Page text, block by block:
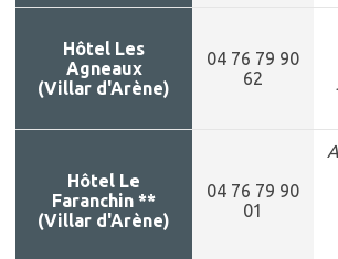
Hôtel Les
Agneaux
(Villar d'Arène)
04 76 79 90
62
Hôtel Le
Faranchin **
(Villar d'Arène)
04 76 79 90
01